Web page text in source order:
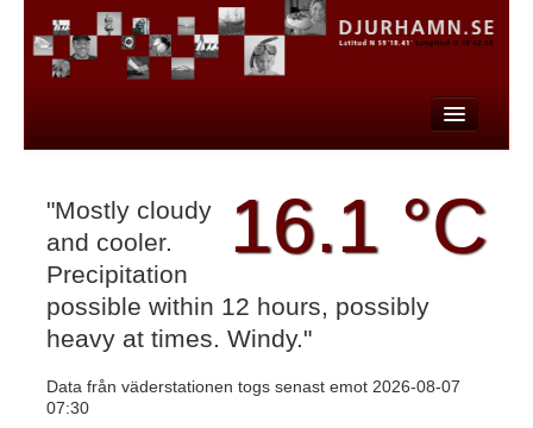
AKTUELLT
VÄDER
FÖRETAG
FÖRENINGAR
HISTORIA
MAKERSPACE
16.1 °C
"Mostly cloudy
and cooler.
Precipitation
possible within 12 hours, possibly
heavy at times. Windy."
Data från väderstationen togs senast emot 2026-08-07
07:30